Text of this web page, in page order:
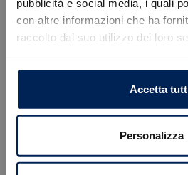
pubblicità e social media, i quali
con altre informazioni che ha
raccolto dal suo utilizzo dei loro
Accetta
Personalizza
Caricamento veicoli